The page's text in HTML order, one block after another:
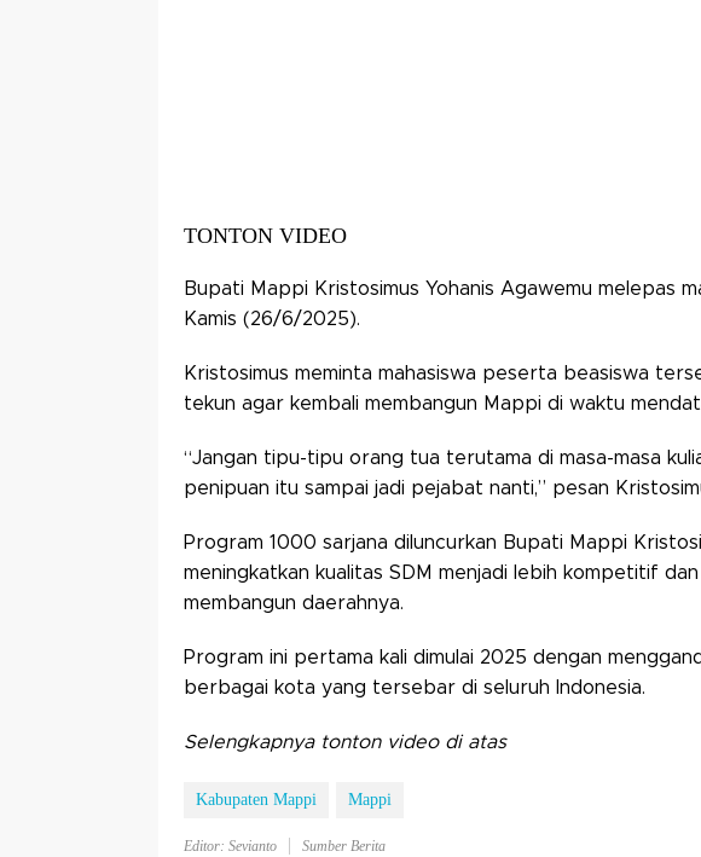
TONTON VIDEO
Bupati Mappi Kristosimus Yohanis Agawemu melepas
Kamis (26/6/2025).
Kristosimus meminta mahasiswa peserta beasiswa
tekun agar kembali membangun Mappi di waktu
“Jangan tipu-tipu orang tua terutama di masa-masa
penipuan itu sampai jadi pejabat nanti,” pesan
Program 1000 sarjana diluncurkan Bupati Mappi
meningkatkan kualitas SDM menjadi lebih kompetitif
membangun daerahnya.
Program ini pertama kali dimulai 2025 dengan
berbagai kota yang tersebar di seluruh Indonesia.
Selengkapnya tonton video di atas
Kabupaten Mappi Mappi
Editor: Sevianto Sumber Berita